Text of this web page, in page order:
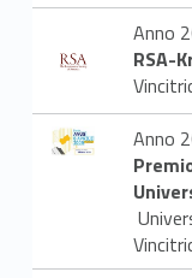
Anno
RSA-
Anno